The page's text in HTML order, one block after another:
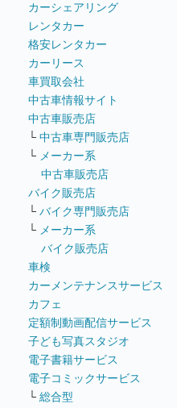
カーシェアリング
レンタカー
格安レンタカー
カーリース
車買取会社
中古車情報サイト
中古車販売店
└ 中古車専門販売店
└ メーカー系
中古車販売店
バイク販売店
└ バイク専門販売店
└ メーカー系
バイク販売店
車検
カーメンテナンスサービス
カフェ
定額制動画配信サービス
子ども写真スタジオ
電子書籍サービス
電子コミックサービス
└ 総合型